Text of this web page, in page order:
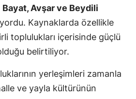
Bayat, Avşar ve Beydili
Kaynaklarda özellikle
toplulukları içerisinde güçlü
belirtiliyor.
yerleşimleri zamanla
ve yayla kültürünün